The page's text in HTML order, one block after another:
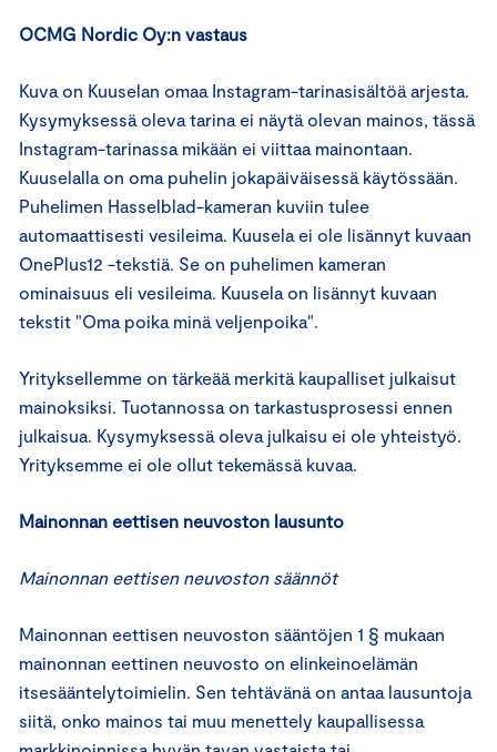
OCMG Nordic Oy:n vastaus
Kuva on Kuuselan omaa Instagram-tarinasisältöä arjesta.
Kysymyksessä oleva tarina ei näytä olevan mainos, tässä
Instagram-tarinassa mikään ei viittaa mainontaan.
Kuuselalla on oma puhelin jokapäiväisessä käytössään.
Puhelimen Hasselblad-kameran kuviin tulee
automaattisesti vesileima. Kuusela ei ole lisännyt kuvaan
OnePlus12 -tekstiä. Se on puhelimen kameran
ominaisuus eli vesileima. Kuusela on lisännyt kuvaan
tekstit "Oma poika minä veljenpoika".
Yrityksellemme on tärkeää merkitä kaupalliset julkaisut
mainoksiksi. Tuotannossa on tarkastusprosessi ennen
julkaisua. Kysymyksessä oleva julkaisu ei ole yhteistyö.
Yrityksemme ei ole ollut tekemässä kuvaa.
Mainonnan eettisen neuvoston lausunto
Mainonnan eettisen neuvoston säännöt
Mainonnan eettisen neuvoston sääntöjen 1 § mukaan
mainonnan eettinen neuvosto on elinkeinoelämän
itsesääntelytoimielin. Sen tehtävänä on antaa lausuntoja
siitä, onko mainos tai muu menettely kaupallisessa